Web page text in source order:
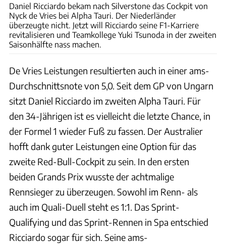
Daniel Ricciardo bekam nach Silverstone das Cockpit von
Nyck de Vries bei Alpha Tauri. Der Niederländer
überzeugte nicht. Jetzt will Ricciardo seine F1-Karriere
revitalisieren und Teamkollege Yuki Tsunoda in der zweiten
Saisonhälfte nass machen.
De Vries Leistungen resultierten auch in einer ams-
Durchschnittsnote von 5,0. Seit dem GP von Ungarn
sitzt Daniel Ricciardo im zweiten Alpha Tauri. Für
den 34-Jährigen ist es vielleicht die letzte Chance, in
der Formel 1 wieder Fuß zu fassen. Der Australier
hofft dank guter Leistungen eine Option für das
zweite Red-Bull-Cockpit zu sein. In den ersten
beiden Grands Prix wusste der achtmalige
Rennsieger zu überzeugen. Sowohl im Renn- als
auch im Quali-Duell steht es 1:1. Das Sprint-
Qualifying und das Sprint-Rennen in Spa entschied
Ricciardo sogar für sich. Seine ams-